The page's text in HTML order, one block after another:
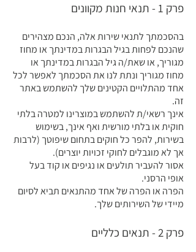
פרק 1 - תנאי חנות מקוונים
בהסכמתך לתנאי שירות אלה, הנכם מצהירים
שהנכם לפחות בגיל הבגרות במדינתך או מחוז
מגוריך, או שאת/ה גיל הבגרות במדינתך או
מחוז מגוריך ונתת לנו את הסכמתך לאפשר לכל
אחד מהתלויים הקטינים שלך להשתמש באתר
זה.
אינך רשאי/ת להשתמש במוצרינו למטרה בלתי
חוקית או בלתי מורשית ואף אינך, בשימוש
בשירות, להפר כל חוקים בתחום שיפוטך (לרבות
אך לא מוגבלים לחוקי זכויות יוצרים).
אסור להעביר תולעים או נגיפים או קוד בעל
אופי הרסני.
הפרה או הפרה של אחד מהתנאים תביא לסיום
מיידי של השירותים שלך.
פרק 2 - תנאים כלליים